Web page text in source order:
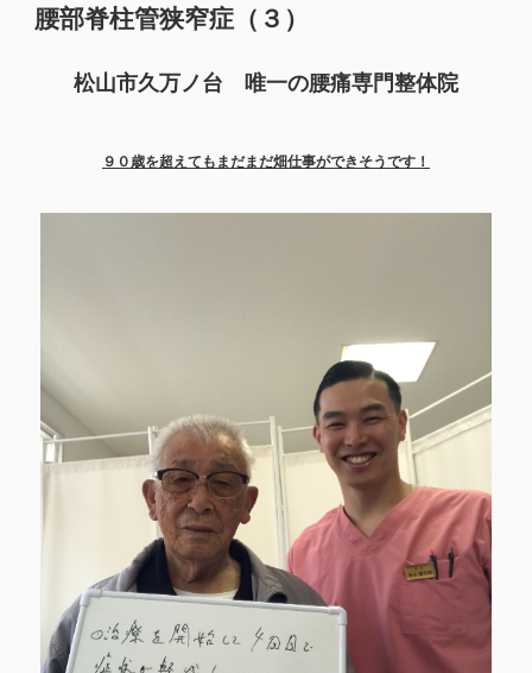
腰部脊柱管狭窄症（３）
松山市久万ノ台 唯一の腰痛専門整体院
９０歳を超えてもまだまだ畑仕事ができそうです！